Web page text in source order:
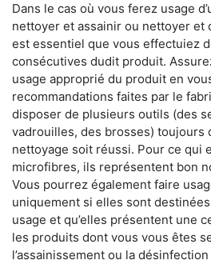
Dans le cas où vous ferez usage
nettoyer et assainir ou nettoyer et
est essentiel que vous effectuiez
consécutives dudit produit.
usage approprié du produit en
recommandations faites par le
disposer de plusieurs outils (des
vadrouilles, des brosses) toujours
nettoyage soit réussi. Pour ce qui
microfibres, ils représentent bon
Vous pourrez également faire
uniquement si elles sont
usage et qu’elles présentent une
les produits dont vous vous êtes
l’assainissement ou la